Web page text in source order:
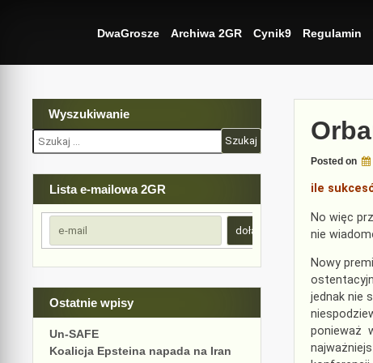
DwaGrosze Archiwa 2GR Cynik9 Regulamin
Posted on
ile
No więc
nie
Nowy
jednak nie
ponieważ
Wyszukiwanie
Szukaj:
Lista e-mailowa 2GR
Ostatnie wpisy
Un-SAFE
Koalicja Epsteina napada na Iran